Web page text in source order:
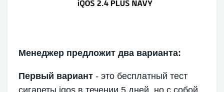
Менеджер предложит два варианта:
Первый вариант - это бесплатный тест
сигареты iqos в течении 5 дней, но с собой